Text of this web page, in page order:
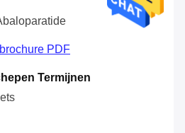
PDF
Termijnen